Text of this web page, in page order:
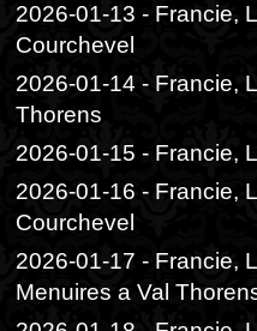
2026-01-13 - Francie,
Courchevel
2026-01-14 - Francie,
Thorens
2026-01-15 - Francie,
2026-01-16 - Francie,
Courchevel
2026-01-17 - Francie,
Menuires a Val